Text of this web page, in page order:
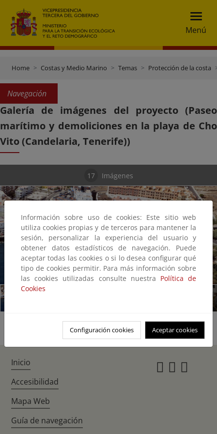
Menú
Home Costas y Medio Marino Temas Protección de la costa
Navegación
Galería de imágenes del proyecto (Paseo
marítimo y demoliciones en la playa de Cho
Vito (Candelaria, Tenerife))
17 Imágenes
1/17
Información sobre uso de cookies: Este sitio web
utiliza cookies propias y de terceros para mantener la
sesión, personalizar la experiencia del usuario y
obtener datos estadísticos de navegación. Puede
aceptar todas las cookies o si lo desea configurar qué
tipo de cookies permitir. Para más información sobre
las cookies utilizadas consulte nuestra Política de
Cookies
Configuración cookies Aceptar cookies
Inicio
Accesibilidad
Mapa Web
Guía de navegación